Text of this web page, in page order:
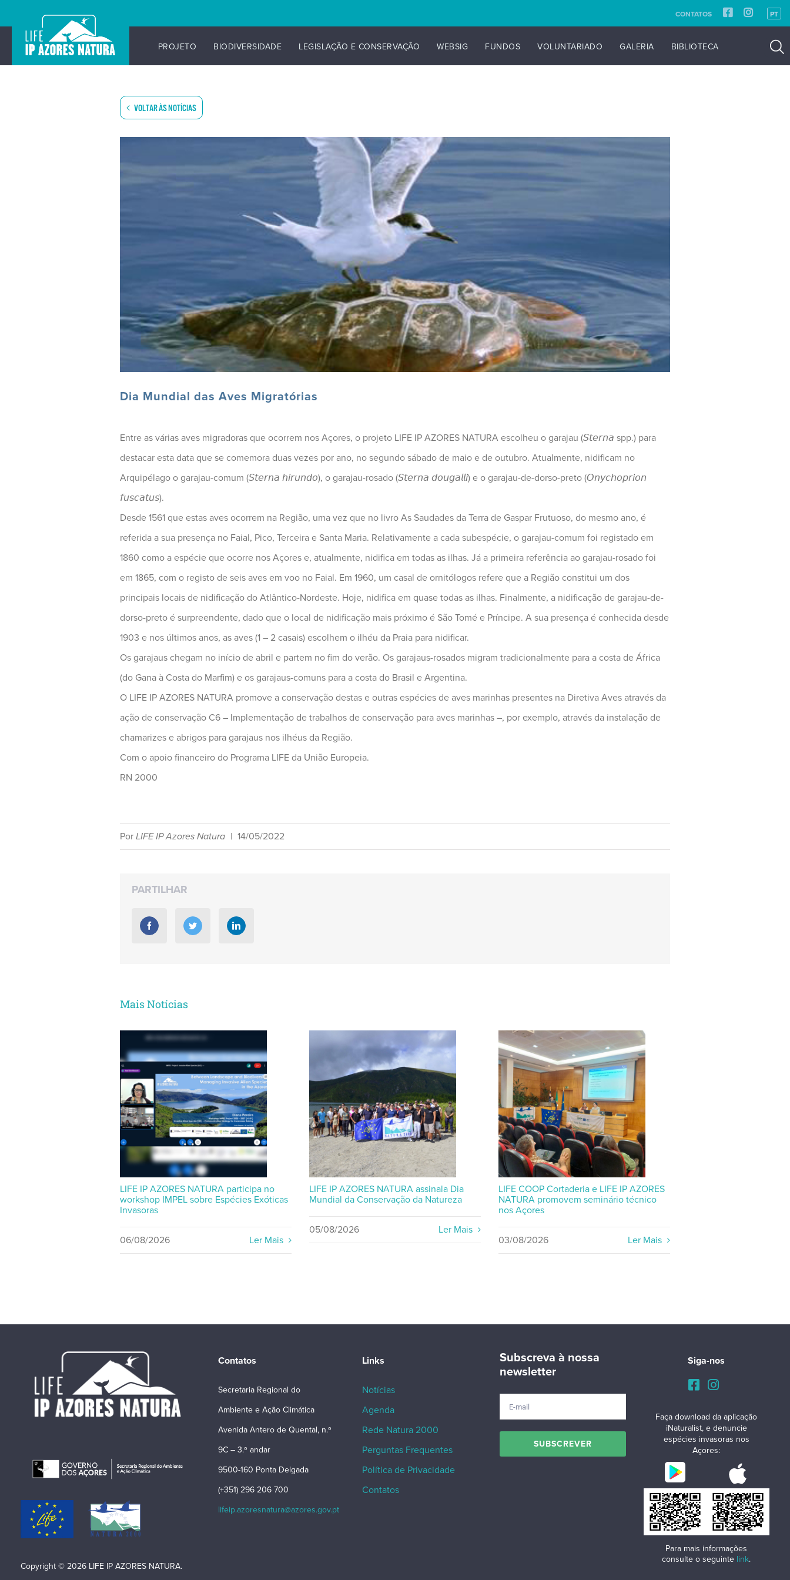
CONTATOS PT
PROJETO BIODIVERSIDADE LEGISLAÇÃO E CONSERVAÇÃO WEBSIG FUNDOS VOLUNTARIADO GALERIA BIBLIOTECA
VOLTAR ÀS NOTÍCIAS
Dia Mundial das Aves Migratórias
Entre as várias aves migradoras que ocorrem nos Açores, o projeto LIFE IP AZORES NATURA escolheu o garajau (𝘚𝘵𝘦𝘳𝘯𝘢 spp.) para
destacar esta data que se comemora duas vezes por ano, no segundo sábado de maio e de outubro. Atualmente, nidificam no
Arquipélago o garajau-comum (𝘚𝘵𝘦𝘳𝘯𝘢 𝘩𝘪𝘳𝘶𝘯𝘥𝘰), o garajau-rosado (𝘚𝘵𝘦𝘳𝘯𝘢 𝘥𝘰𝘶𝘨𝘢𝘭𝘭𝘪) e o garajau-de-dorso-preto (𝘖𝘯𝘺𝘤𝘩𝘰𝘱𝘳𝘪𝘰𝘯
𝘧𝘶𝘴𝘤𝘢𝘵𝘶𝘴).
Desde 1561 que estas aves ocorrem na Região, uma vez que no livro As Saudades da Terra de Gaspar Frutuoso, do mesmo ano, é
referida a sua presença no Faial, Pico, Terceira e Santa Maria. Relativamente a cada subespécie, o garajau-comum foi registado em
1860 como a espécie que ocorre nos Açores e, atualmente, nidifica em todas as ilhas. Já a primeira referência ao garajau-rosado foi
em 1865, com o registo de seis aves em voo no Faial. Em 1960, um casal de ornitólogos refere que a Região constitui um dos
principais locais de nidificação do Atlântico-Nordeste. Hoje, nidifica em quase todas as ilhas. Finalmente, a nidificação de garajau-de-
dorso-preto é surpreendente, dado que o local de nidificação mais próximo é São Tomé e Príncipe. A sua presença é conhecida desde
1903 e nos últimos anos, as aves (1 – 2 casais) escolhem o ilhéu da Praia para nidificar.
Os garajaus chegam no início de abril e partem no fim do verão. Os garajaus-rosados migram tradicionalmente para a costa de África
(do Gana à Costa do Marfim) e os garajaus-comuns para a costa do Brasil e Argentina.
O LIFE IP AZORES NATURA promove a conservação destas e outras espécies de aves marinhas presentes na Diretiva Aves através da
ação de conservação C6 – Implementação de trabalhos de conservação para aves marinhas –, por exemplo, através da instalação de
chamarizes e abrigos para garajaus nos ilhéus da Região.
Com o apoio financeiro do Programa LIFE da União Europeia.
RN 2000
PorLIFE IP Azores Natura | 14/05/2022
PARTILHAR
Mais Notícias
LIFE IP AZORES NATURA participa no
workshop IMPEL sobre Espécies Exóticas
Invasoras
06/08/2026 Ler Mais
LIFE IP AZORES NATURA assinala Dia
Mundial da Conservação da Natureza
05/08/2026 Ler Mais
LIFE COOP Cortaderia e LIFE IP AZORES
NATURA promovem seminário técnico
nos Açores
03/08/2026 Ler Mais
Copyright © 2026 LIFE IP AZORES NATURA.
Contatos
Secretaria Regional do
Ambiente e Ação Climática
Avenida Antero de Quental, n.º
9C – 3.º andar
9500-160 Ponta Delgada
(+351) 296 206 700
lifeip.azoresnatura@azores.gov.pt
Links
Notícias
Agenda
Rede Natura 2000
Perguntas Frequentes
Política de Privacidade
Contatos
Subscreva à nossa
newsletter
Siga-nos
Faça download da aplicação
iNaturalist, e denuncie
espécies invasoras nos
Açores:
Para mais informações
consulte o seguinte link.